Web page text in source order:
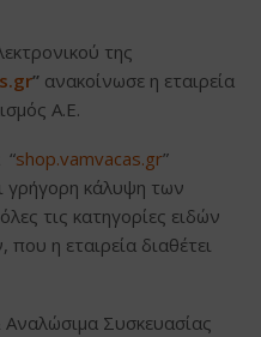
της
” ανακοίνωσε η εταιρεία
Α.Ε.
“shop.vamvacas.gr”
γρήγορη κάλυψη των
τις κατηγορίες ειδών
η εταιρεία διαθέτει
Συσκευασίας